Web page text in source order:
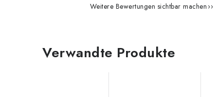
Weitere Bewertungen sichtbar machen
Verwandte Produkte